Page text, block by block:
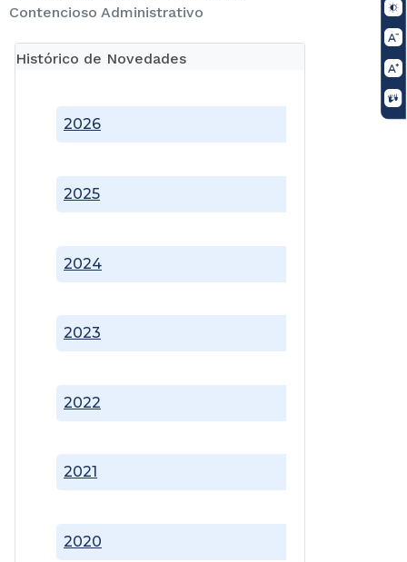
Contencioso Administrativo
Histórico de Novedades
2020
2021
2022
2023
2024
2025
2026